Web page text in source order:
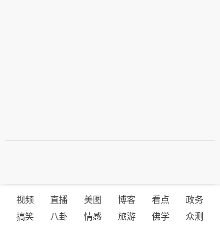
视频 直播 美图 博客 看点
政务
搞笑
八卦 情感 旅游 佛学 众测